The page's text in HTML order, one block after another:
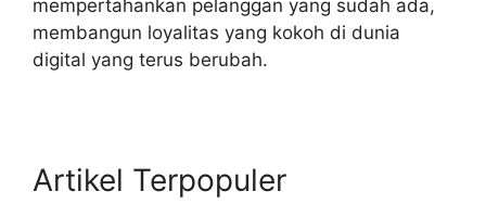
mempertahankan pelanggan yang sudah ada,
membangun loyalitas yang kokoh di dunia
digital yang terus berubah.
Artikel Terpopuler